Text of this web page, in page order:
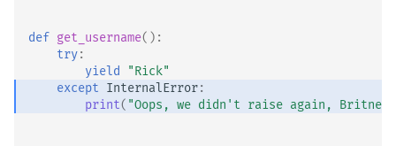
def get_username():
try:
yield
"Rick"
except InternalError:
print( "Oops, we didn't raise again, Britney